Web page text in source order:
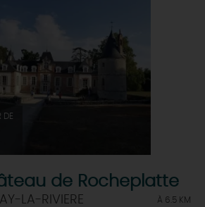
DE
de Rocheplatte
LA-RIVIERE À 6.5 KM